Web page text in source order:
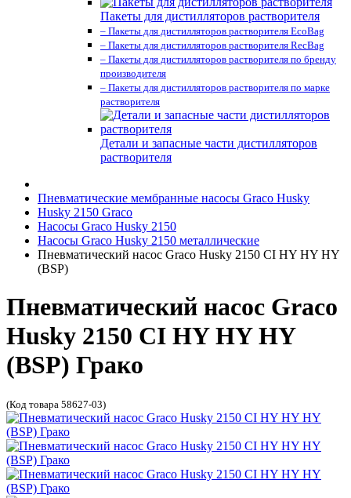
Пакеты для дистилляторов растворителя
– Пакеты для дистилляторов растворителя EcoBag
– Пакеты для дистилляторов растворителя RecBag
– Пакеты для дистилляторов растворителя по бренду
производителя
– Пакеты для дистилляторов растворителя по марке
растворителя
Детали и запасные части дистилляторов
растворителя
Пневматические мембранные насосы Graco Husky
Husky 2150 Graco
Насосы Graco Husky 2150
Насосы Graco Husky 2150 металлические
Пневматический насос Graco Husky 2150 CI HY HY HY
(BSP)
Пневматический насос Graco
Husky 2150 CI HY HY HY
(BSP) Грако
(Код товара 58627-03)